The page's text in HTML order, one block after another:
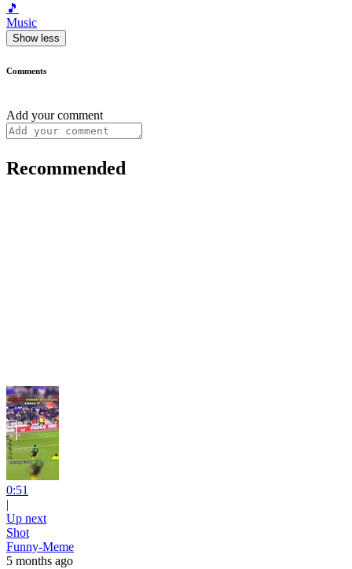
🎵
Music
Show less
Comments
Add your comment
Recommended
0:51
|
Up next
Shot
Funny-Meme
5 months ago